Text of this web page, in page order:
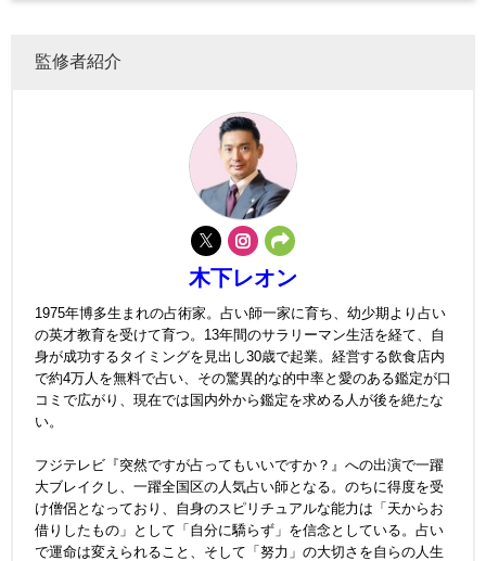
監修者紹介
木下レオン
1975年博多生まれの占術家。占い師一家に育ち、幼少期より占い
の英才教育を受けて育つ。13年間のサラリーマン生活を経て、自
身が成功するタイミングを見出し30歳で起業。経営する飲食店内
で約4万人を無料で占い、その驚異的な的中率と愛のある鑑定が口
コミで広がり、現在では国内外から鑑定を求める人が後を絶たな
い。
フジテレビ『突然ですが占ってもいいですか？』への出演で一躍
大ブレイクし、一躍全国区の人気占い師となる。のちに得度を受
け僧侶となっており、自身のスピリチュアルな能力は「天からお
借りしたもの」として「自分に驕らず」を信念としている。占い
で運命は変えられること、そして「努力」の大切さを自らの人生